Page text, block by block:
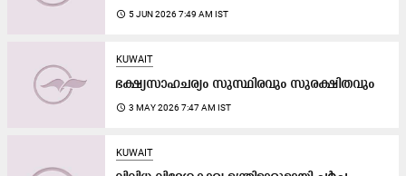
access_time 5 JUN 2026 7:49 AM IST
KUWAIT
ഭക്ഷ്യസാഹചര്യം സുസ്ഥിരവും സുരക്ഷിതവും
access_time 3 MAY 2026 7:47 AM IST
KUWAIT